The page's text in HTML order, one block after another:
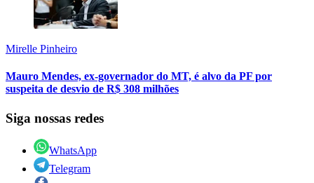
Mirelle Pinheiro
Mauro Mendes, ex-governador do MT, é alvo da PF por
suspeita de desvio de R$ 308 milhões
Siga nossas redes
WhatsApp
Telegram